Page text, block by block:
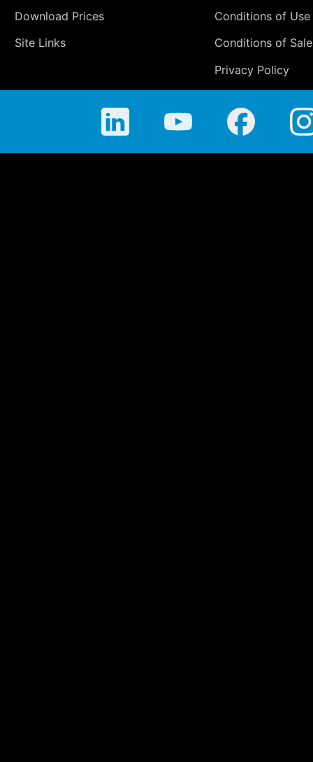
Download Prices
Site Links
Conditions of Use
Conditions of Sale
Privacy Policy